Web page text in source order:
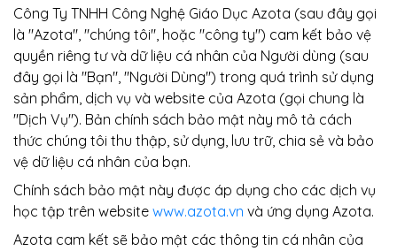
Công Ty TNHH Công Nghệ Giáo Dục Azota (sau đây gọi
là "Azota", "chúng tôi", hoặc "công ty") cam kết bảo vệ
quyền riêng tư và dữ liệu cá nhân của Người dùng (sau
đây gọi là "Bạn", "Người Dùng") trong quá trình sử dụng
sản phẩm, dịch vụ và website của Azota (gọi chung là
"Dịch Vụ"). Bản chính sách bảo mật này mô tả cách
thức chúng tôi thu thập, sử dụng, lưu trữ, chia sẻ và bảo
vệ dữ liệu cá nhân của bạn.
Chính sách bảo mật này được áp dụng cho các dịch vụ
học tập trên website www.azota.vn và ứng dụng Azota.
Azota cam kết sẽ bảo mật các thông tin cá nhân của